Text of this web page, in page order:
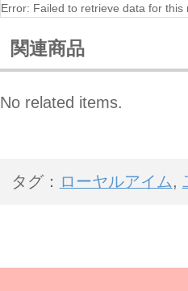
Error: Failed to retrieve data for this
関連商品
No related items.
タグ： ローヤルアイム,